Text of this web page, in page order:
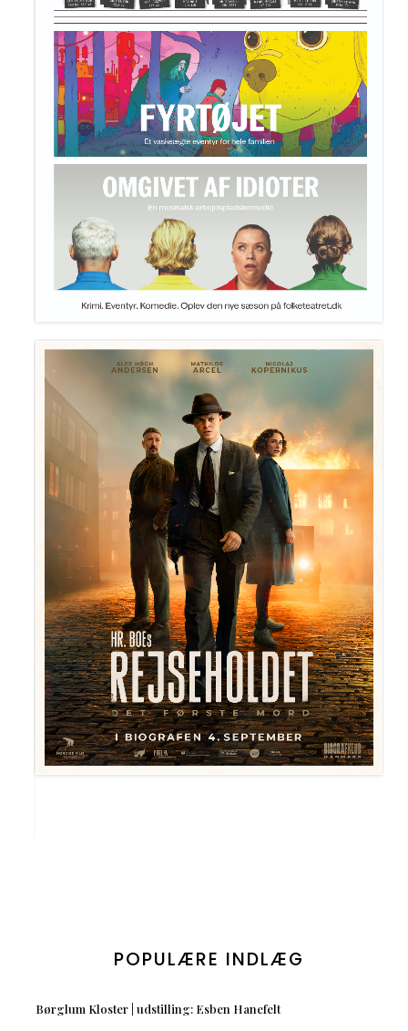
POPULÆRE INDLÆG
Børglum Kloster | udstilling: Esben Hanefelt